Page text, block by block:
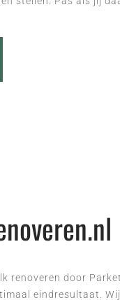
renoveren door
eindresultaat.